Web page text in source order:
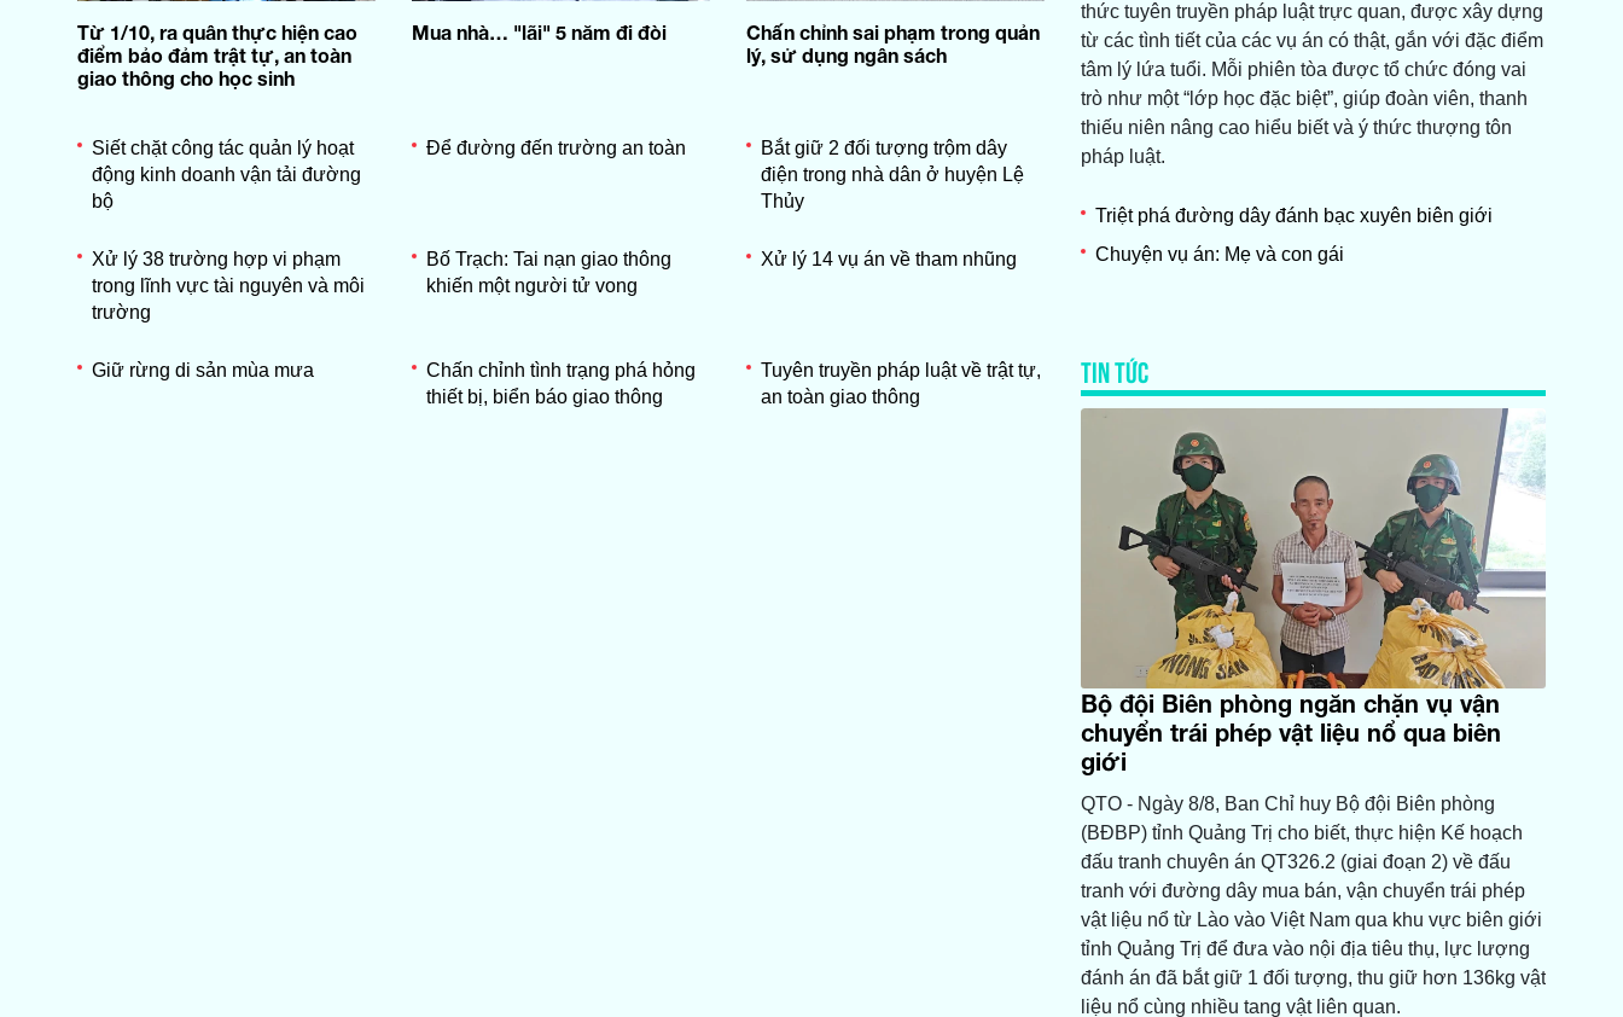
Từ 1/10, ra quân thực hiện cao
điểm bảo đảm trật tự, an toàn
giao thông cho học sinh
Mua nhà… "lãi" 5 năm đi đòi
Chấn chỉnh sai phạm trong quản
lý, sử dụng ngân sách
Siết chặt công tác quản lý hoạt
động kinh doanh vận tải đường
bộ
Để đường đến trường an toàn
Bắt giữ 2 đối tượng trộm dây
điện trong nhà dân ở huyện Lệ
Thủy
Xử lý 38 trường hợp vi phạm
trong lĩnh vực tài nguyên và môi
trường
Bố Trạch: Tai nạn giao thông
khiến một người tử vong
Xử lý 14 vụ án về tham nhũng
Giữ rừng di sản mùa mưa
Chấn chỉnh tình trạng phá hỏng
thiết bị, biển báo giao thông
Tuyên truyền pháp luật về trật tự,
an toàn giao thông
thức tuyên truyền pháp luật trực quan, được xây dựng
từ các tình tiết của các vụ án có thật, gắn với đặc điểm
tâm lý lứa tuổi. Mỗi phiên tòa được tổ chức đóng vai
trò như một “lớp học đặc biệt”, giúp đoàn viên, thanh
thiếu niên nâng cao hiểu biết và ý thức thượng tôn
pháp luật.
Triệt phá đường dây đánh bạc xuyên biên giới
Chuyện vụ án: Mẹ và con gái
TIN TỨC
Bộ đội Biên phòng ngăn chặn vụ vận
chuyển trái phép vật liệu nổ qua biên
giới
QTO - Ngày 8/8, Ban Chỉ huy Bộ đội Biên phòng
(BĐBP) tỉnh Quảng Trị cho biết, thực hiện Kế hoạch
đấu tranh chuyên án QT326.2 (giai đoạn 2) về đấu
tranh với đường dây mua bán, vận chuyển trái phép
vật liệu nổ từ Lào vào Việt Nam qua khu vực biên giới
tỉnh Quảng Trị để đưa vào nội địa tiêu thụ, lực lượng
đánh án đã bắt giữ 1 đối tượng, thu giữ hơn 136kg vật
liệu nổ cùng nhiều tang vật liên quan.